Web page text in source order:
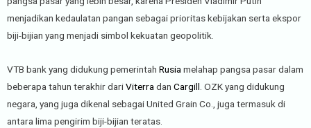
menjadikan kedaulatan pangan sebagai prioritas kebijakan serta ekspor
biji-bijian yang menjadi simbol kekuatan geopolitik.
VTB bank yang didukung pemerintah Rusiamelahap pangsa pasar dalam
beberapa tahun terakhir dariViterradan Cargill. OZK yang didukung
negara, yang juga dikenal sebagai United Grain Co., juga termasuk di
antara lima pengirim biji-bijian teratas.